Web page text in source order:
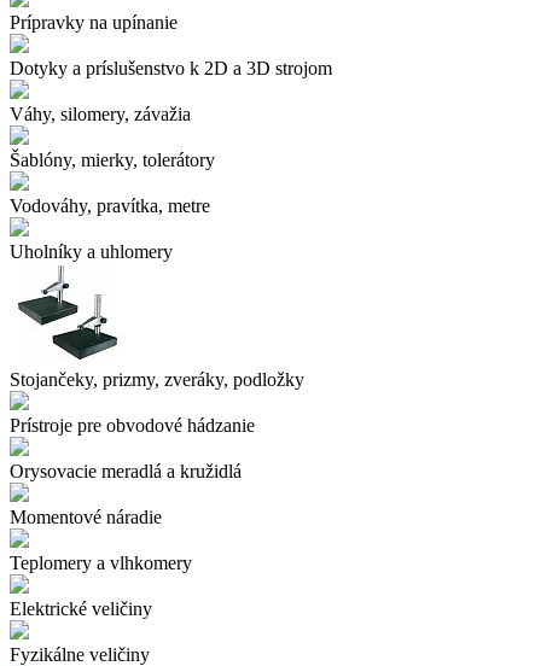
Prípravky na upínanie
Dotyky a príslušenstvo k 2D a 3D strojom
Váhy, silomery, závažia
Šablóny, mierky, tolerátory
Vodováhy, pravítka, metre
Uholníky a uhlomery
Stojančeky, prizmy, zveráky, podložky
Prístroje pre obvodové hádzanie
Orysovacie meradlá a kružidlá
Momentové náradie
Teplomery a vlhkomery
Elektrické veličiny
Fyzikálne veličiny